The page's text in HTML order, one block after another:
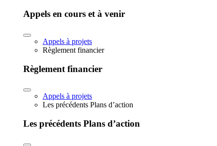
Appels en cours et à venir
Appels à projets
Règlement financier
Règlement financier
Appels à projets
Les précédents Plans d’action
Les précédents Plans d’action